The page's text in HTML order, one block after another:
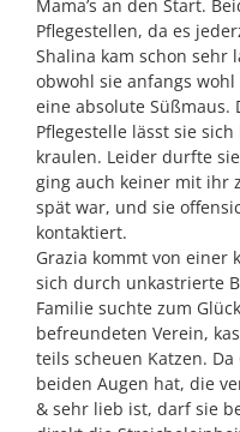
Mama’s an den Start.
Pflegestellen, da es
Shalina kam schon sehr
obwohl sie anfangs
eine absolute Süßmaus.
Pflegestelle lässt sie
kraulen. Leider durfte
ging auch keiner mit ihr
spät war, und sie
kontaktiert.
Grazia kommt von einer
sich durch unkastrierte
Familie suchte zum
befreundeten Verein,
teils scheuen Katzen.
beiden Augen hat, die
& sehr lieb ist, darf sie